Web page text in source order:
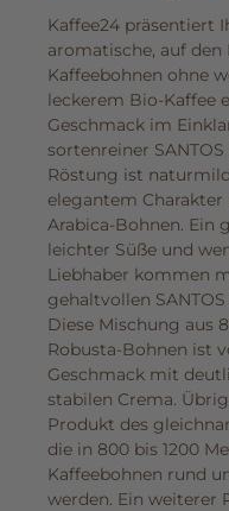
Kaffee24 präsentiert
aromatische, auf
Kaffeebohnen ohne
leckerem Bio-Kaffee
Geschmack im
sortenreiner
Röstung ist
elegantem Charakter
Arabica-Bohnen. Ein
leichter Süße und
Liebhaber kommen
gehaltvollen SANTOS
Diese Mischung aus
Robusta-Bohnen ist
Geschmack mit
stabilen Crema.
Produkt des
die in 800 bis 1200
Kaffeebohnen rund
werden. Ein weiterer